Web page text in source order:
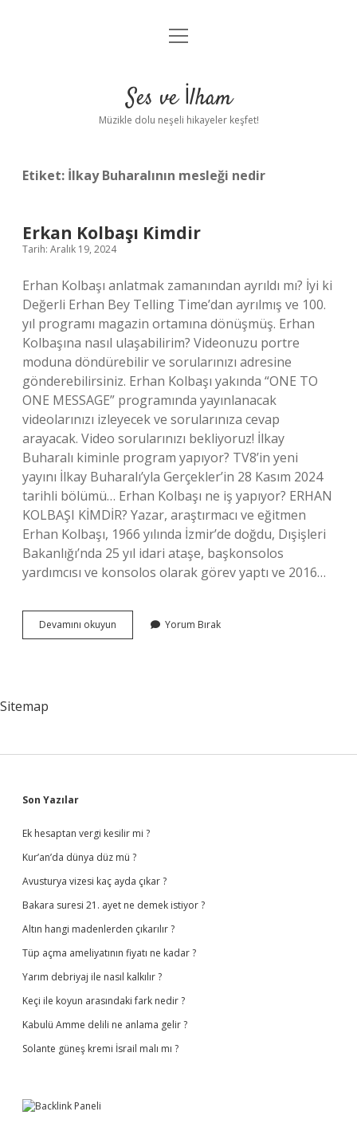
Anasayfa
Yasal Uyarı
menüyü
Ses ve İlham
Müzikle dolu neşeli hikayeler keşfet!
Etiket: İlkay Buharalının mesleği nedir
Erkan Kolbaşı Kimdir
Tarih: Aralık 19, 2024
Erhan Kolbaşı anlatmak zamanından ayrıldı mı? İyi ki
Değerli Erhan Bey Telling Time’dan ayrılmış ve 100.
yıl programı magazin ortamına dönüşmüş. Erhan
Kolbaşına nasıl ulaşabilirim? Videonuzu portre
moduna döndürebilir ve sorularınızı adresine
gönderebilirsiniz. Erhan Kolbaşı yakında “ONE TO
ONE MESSAGE” programında yayınlanacak
videolarınızı izleyecek ve sorularınıza cevap
arayacak. Video sorularınızı bekliyoruz! İlkay
Buharalı kiminle program yapıyor? TV8’in yeni
yayını İlkay Buharalı’yla Gerçekler’in 28 Kasım 2024
tarihli bölümü… Erhan Kolbaşı ne iş yapıyor? ERHAN
KOLBAŞI KİMDİR? Yazar, araştırmacı ve eğitmen
Erhan Kolbaşı, 1966 yılında İzmir’de doğdu, Dışişleri
Bakanlığı’nda 25 yıl idari ataşe, başkonsolos
yardımcısı ve konsolos olarak görev yaptı ve 2016…
Devamını okuyun
Kolbaşı
Yorum Bırak
Sitemap
Sidebar
Son Yazılar
Ek hesaptan vergi kesilir mi ?
Kur’an’da dünya düz mü ?
Avusturya vizesi kaç ayda çıkar ?
Bakara suresi 21. ayet ne demek istiyor ?
Altın hangi madenlerden çıkarılır ?
Tüp açma ameliyatının fiyatı ne kadar ?
Yarım debriyaj ile nasıl kalkılır ?
Keçi ile koyun arasındaki fark nedir ?
Kabulü Amme delili ne anlama gelir ?
Solante güneş kremi İsrail malı mı ?